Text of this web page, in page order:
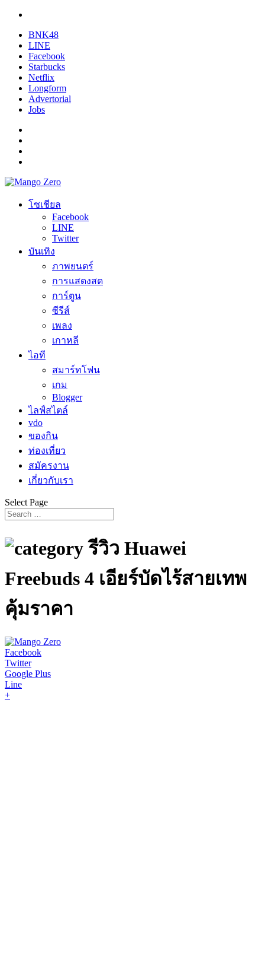
BNK48
LINE
Facebook
Starbucks
Netflix
Longform
Advertorial
Jobs
โซเชียล
Facebook
LINE
Twitter
บันเทิง
ภาพยนตร์
การแสดงสด
การ์ตูน
ซีรีส์
เพลง
เกาหลี
ไอที
สมาร์ทโฟน
เกม
Blogger
ไลฟ์สไตล์
vdo
ของกิน
ท่องเที่ยว
สมัครงาน
เกี่ยวกับเรา
Select Page
รีวิว Huawei
Freebuds 4 เอียร์บัดไร้สายเทพ
คุ้มราคา
Facebook
Twitter
Google Plus
Line
+